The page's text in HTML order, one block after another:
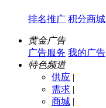
排名推广 积分商城
黄金广告
广告服务 我的广告
特色频道
供应 |
需求 |
商城 |